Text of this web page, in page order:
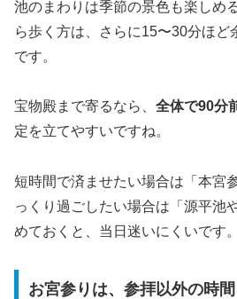
池のまわりは季節の景色も楽しめ
ら歩く方は、さらに15〜30分ほど
です。
宝物殿まで寄るなら、 全体で90分
定を立てやすいですね。
短時間で済ませたい場合は「本宮
っくり過ごしたい場合は「源平池
めておくと、当日迷いにくいです。
お宮参りは、参拝以外の時